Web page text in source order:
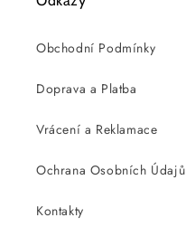
Obchodní Podmínky
Doprava a Platba
Vrácení a Reklamace
Ochrana Osobních Údajů
Kontakty